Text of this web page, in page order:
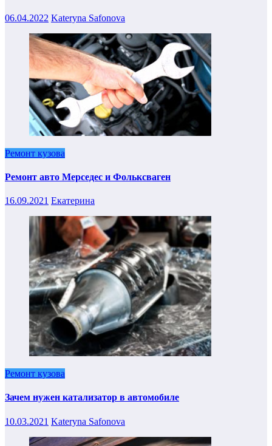
06.04.2022 Kateryna Safonova
Ремонт кузова
Ремонт авто Мерседес и Фольксваген
16.09.2021 Екатерина
Ремонт кузова
Зачем нужен катализатор в автомобиле
10.03.2021 Kateryna Safonova